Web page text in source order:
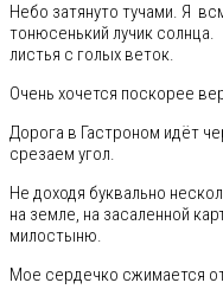
Небо затянуто тучами. Я
тонюсенький лучик
листья с голых веток.
Очень хочется поскорее
Дорога в Гастроном идёт
срезаем угол.
Не доходя буквально
на земле, на засаленной
милостыню.
Мое сердечко сжимается